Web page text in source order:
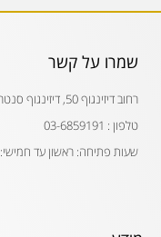
שמרו על קשר
רחוב דיזינגוף 50, דיזינגוף סנטר בניין ב׳, קומה שנייה, תל אביב
טלפון : 03-6859191
שעות פתיחה: ראשון עד חמישי: 10:00-18:00 שישי: 10:00-14:00